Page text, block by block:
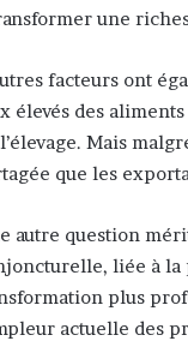
une
facteurs ont
élevés des
Mais
que les
autre question
liée à la
plus
actuelle des